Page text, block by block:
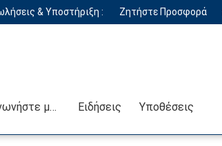
& Υποστήριξη : Ζητήστε Προσφορά
Επικοινωνήστε μαζί μας Ειδήσεις Υποθέσεις